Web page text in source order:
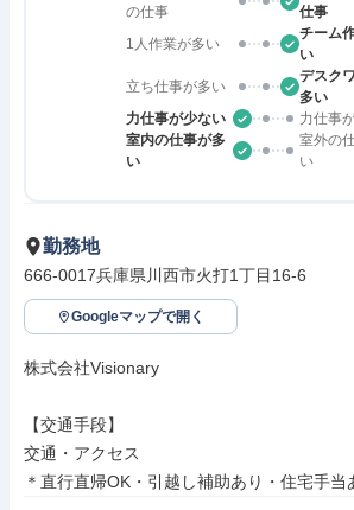
の仕事
仕事
1人作業が多い
チーム
い
立ち仕事が多い
デスク
多い
力仕事が少ない
力仕事
室内の仕事が多
い
室外の
い
勤務地
666-0017兵庫県川西市火打1丁目16-6
Googleマップで開く
株式会社Visionary
【交通手段】
交通・アクセス
＊直行直帰OK・引越し補助あり・住宅手当